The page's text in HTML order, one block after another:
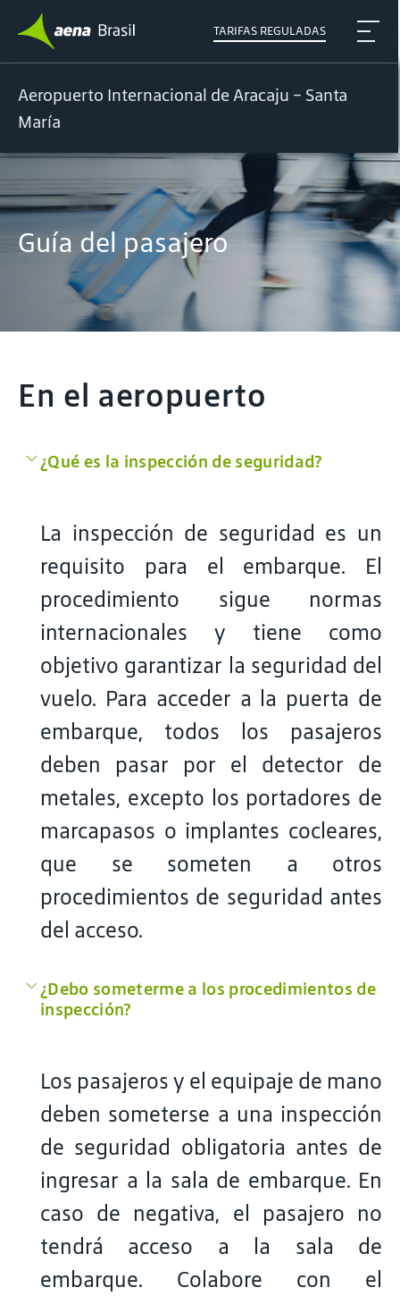
TARIFAS REGULADAS
Aeropuerto Internacional de Aracaju - Santa
María
Guía del pasajero
En el aeropuerto
¿Qué es la inspección de seguridad?
La inspección de seguridad es un
requisito para el embarque. El
procedimiento sigue normas
internacionales y tiene como
objetivo garantizar la seguridad del
vuelo. Para acceder a la puerta de
embarque, todos los pasajeros
deben pasar por el detector de
metales, excepto los portadores de
marcapasos o implantes cocleares,
que se someten a otros
procedimientos de seguridad antes
del acceso.
¿Debo someterme a los procedimientos de
inspección?
Los pasajeros y el equipaje de mano
deben someterse a una inspección
de seguridad obligatoria antes de
ingresar a la sala de embarque. En
caso de negativa, el pasajero no
tendrá acceso a la sala de
embarque. Colabore con el